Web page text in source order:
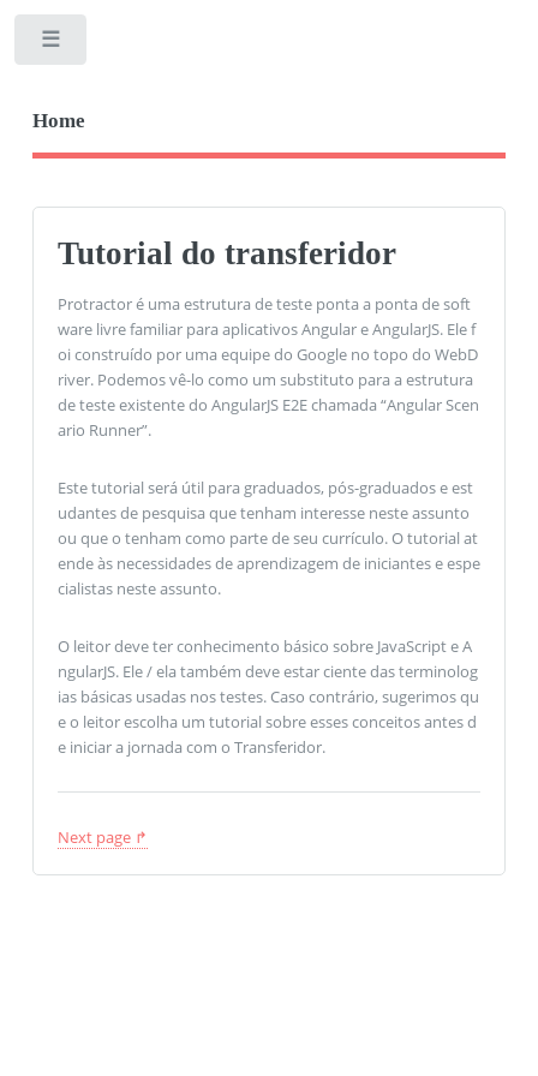
Home
Tutorial do transferidor
Protractor é uma estrutura de teste ponta a ponta de soft
ware livre familiar para aplicativos Angular e AngularJS. Ele f
oi construído por uma equipe do Google no topo do WebD
river. Podemos vê-lo como um substituto para a estrutura
de teste existente do AngularJS E2E chamada “Angular Scen
ario Runner”.
Este tutorial será útil para graduados, pós-graduados e est
udantes de pesquisa que tenham interesse neste assunto
ou que o tenham como parte de seu currículo. O tutorial at
ende às necessidades de aprendizagem de iniciantes e espe
cialistas neste assunto.
O leitor deve ter conhecimento básico sobre JavaScript e A
ngularJS. Ele / ela também deve estar ciente das terminolog
ias básicas usadas nos testes. Caso contrário, sugerimos qu
e o leitor escolha um tutorial sobre esses conceitos antes d
e iniciar a jornada com o Transferidor.
Next page ↱